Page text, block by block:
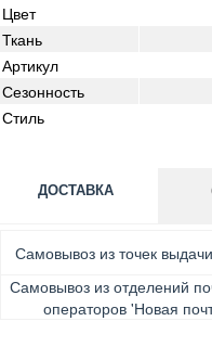
Цвет
Ткань
Артикул
Сезонность
Стиль
ДОСТАВКА
Самовывоз из точек
Самовывоз из отделений
операторов 'Новая
Оплата при
Pay,
для физических
Гарантия. Обмен/
Доставка за счет